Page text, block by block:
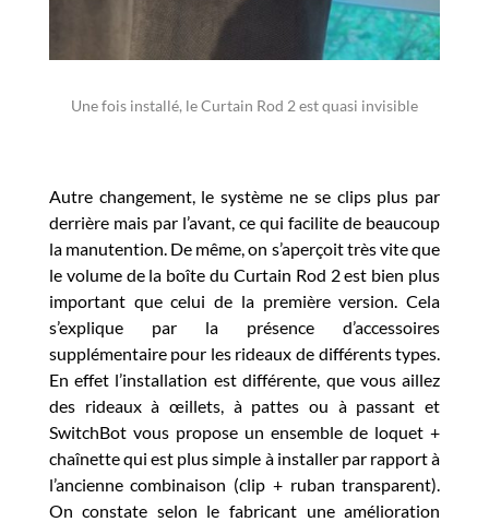
Une fois installé, le Curtain Rod 2 est quasi invisible
Autre changement, le système ne se clips plus par
derrière mais par l’avant, ce qui facilite de beaucoup
la manutention. De même, on s’aperçoit très vite que
le volume de la boîte du Curtain Rod 2 est bien plus
important que celui de la première version. Cela
s’explique par la présence d’accessoires
supplémentaire pour les rideaux de différents types.
En effet l’installation est différente, que vous aillez
des rideaux à œillets, à pattes ou à passant et
SwitchBot vous propose un ensemble de loquet +
chaînette qui est plus simple à installer par rapport à
l’ancienne combinaison (clip + ruban transparent).
On constate selon le fabricant une amélioration